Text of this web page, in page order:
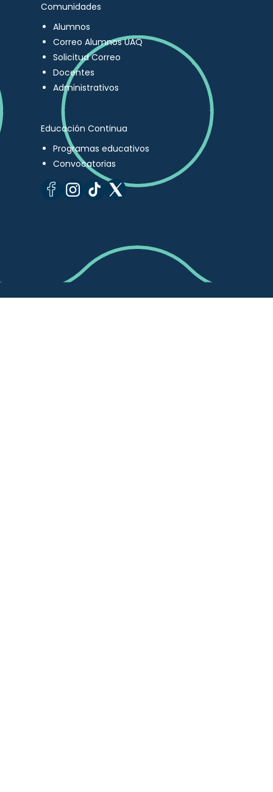
Comunidades
Alumnos
Correo Alumnos UAQ
Solicitud Correo
Docentes
Administrativos
Educación Continua
Programas educativos
Convocatorias